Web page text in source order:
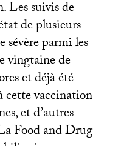
Les suivis de
de plusieurs
sévère parmi les
vingtaine de
et déjà été
cette vaccination
et d’autres
Food and Drug